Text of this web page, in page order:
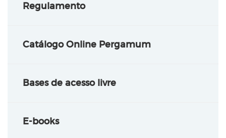
Regulamento
Catálogo Online Pergamum
Bases de acesso livre
E-books